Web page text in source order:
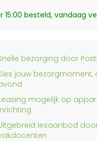
15:00 besteld, vandaag
bezorging door
jouw bezorgmoment,
mogelijk op
lesaanbod